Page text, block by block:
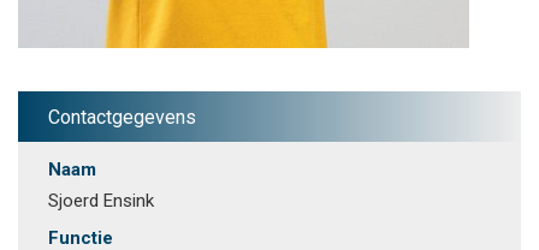
Contactgegevens
Naam
Sjoerd Ensink
Functie